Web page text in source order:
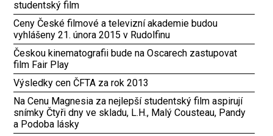
studentský film
Ceny České filmové a televizní akademie budou
vyhlášeny 21. února 2015 v Rudolfinu
Českou kinematografii bude na Oscarech zastupovat
film Fair Play
Výsledky cen ČFTA za rok 2013
Na Cenu Magnesia za nejlepší studentský film aspirují
snímky Čtyři dny ve skladu, L.H., Malý Cousteau, Pandy
a Podoba lásky